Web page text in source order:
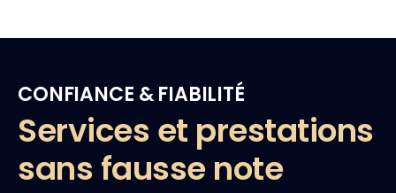
CONFIANCE & FIABILITÉ
Services et prestations
sans fausse note